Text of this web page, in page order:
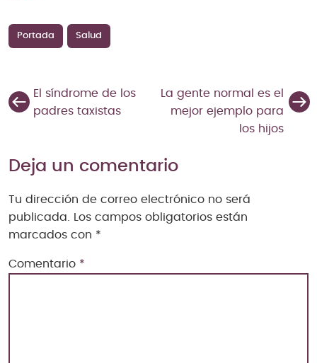
Portada Salud
El síndrome de los
padres taxistas
La gente normal es el
mejor ejemplo para
los hijos
Deja un comentario
Tu dirección de correo electrónico no será
publicada.
Los campos obligatorios están
marcados con *
Comentario *